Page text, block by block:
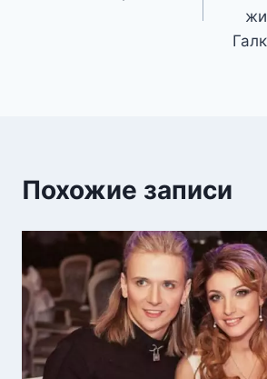
Похожие записи